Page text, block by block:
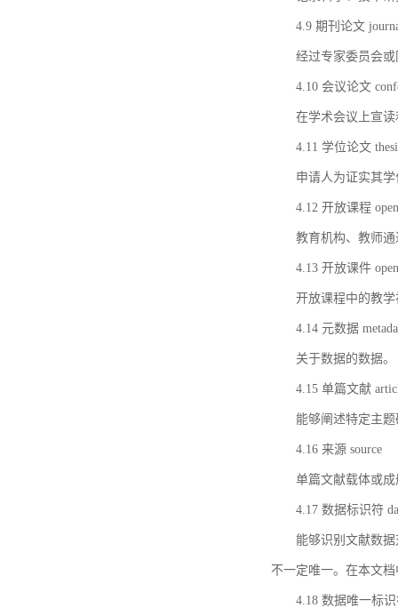
4.9 期刊论文
经过专家委员会
4.10 会议论文
在学术会议上宣
4.11 学位论文
申请人为证实其
4.12 开放课程
教育机构、教师
4.13 开放课件
开放课程中的教
4.14 元数据
关于数据的数据。
4.15 单篇文献
能够阐述特定主
4.16 来源 source
单篇文献载体或
4.17 数据标识符
能够识别文献数
不一定唯一。在本文
4.18 数据唯一标